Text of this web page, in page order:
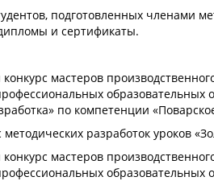
подготовленных членами
и сертификаты.
мастеров
образовательных
по компетенции
методических разработок уроков
мастеров
образовательных